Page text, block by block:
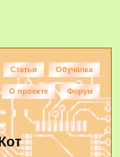
Статьи Обучалка
О проекте Форум